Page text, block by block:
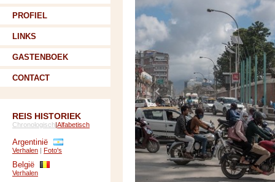
PROFIEL
LINKS
GASTENBOEK
CONTACT
REIS HISTORIEK
Chronologisch|Alfabetisch
Argentinië
Verhalen | Foto's
België
Verhalen